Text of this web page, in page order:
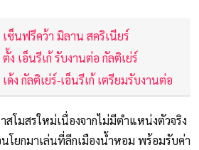
เซ็นฟรีคว้า มิลาน สคริเนียร์
ง เอ็นรีเก้ รับงานต่อ กัลติเย่ร์
ด้ง กัลติเย่ร์-เอ็นรีเก้ เตรียมรับงานต่อ
สโมสรใหม่เนื่องจากไม่มีตำแหน่งตัวจริง
โยกมาเล่นที่ลีกเมืองน้ำหอม พร้อมรับค่า